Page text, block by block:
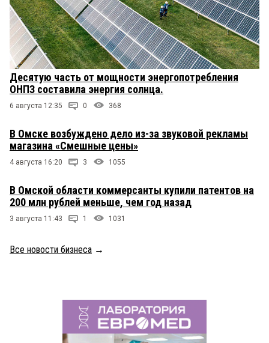
Десятую часть от мощности энергопотребления
ОНПЗ составила энергия солнца.
6 августа 12:35 0 368
В Омске возбуждено дело из-за звуковой рекламы
магазина «Смешные цены»
4 августа 16:20 3 1055
В Омской области коммерсанты купили патентов на
200 млн рублей меньше, чем год назад
3 августа 11:43 1 1031
Все новости бизнеса →